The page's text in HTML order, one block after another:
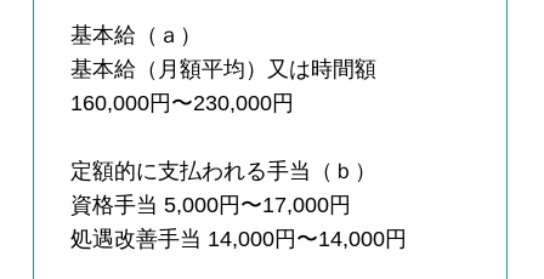
基本給（ａ）
基本給（月額平均）又は時間額
160,000円〜230,000円
定額的に支払われる手当（ｂ）
資格手当 5,000円〜17,000円
処遇改善手当 14,000円〜14,000円